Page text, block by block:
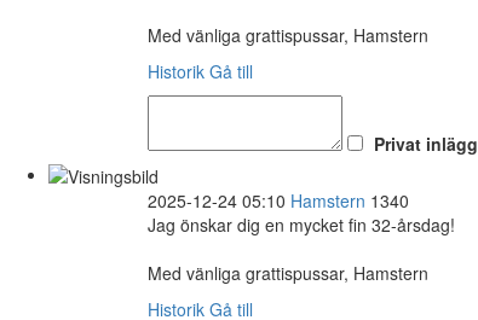
Med vänliga grattispussar, Hamstern
Historik Gå till
Privat inlägg
2025-12-24 05:10 Hamstern 1340
Jag önskar dig en mycket fin 32-årsdag!
Med vänliga grattispussar, Hamstern
Historik Gå till